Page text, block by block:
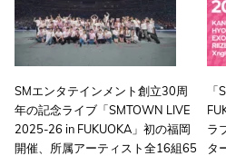
SMエンタテインメント創立30周
年の記念ライブ「SMTOWN LIVE
2025-26 in FUKUOKA」初の福岡
開催、所属アーティスト全16組65
ラ
タ